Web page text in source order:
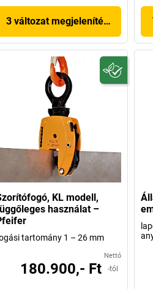
3 változat megjelenítése
KL modell,
használat –
tartomány 1 – 26 mm
Nettó
180.900,- Ft -tól